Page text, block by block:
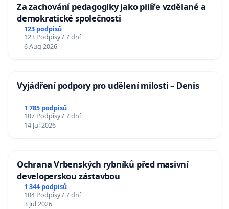
Za zachování pedagogiky jako pilíře vzdělané a
demokratické společnosti
123 podpisů
123 Podpisy / 7 dní
6 Aug 2026
Vyjádření podpory pro udělení milosti – Denis
1 785 podpisů
107 Podpisy / 7 dní
14 Jul 2026
Ochrana Vrbenských rybníků před masivní
developerskou zástavbou
1 344 podpisů
104 Podpisy / 7 dní
3 Jul 2026